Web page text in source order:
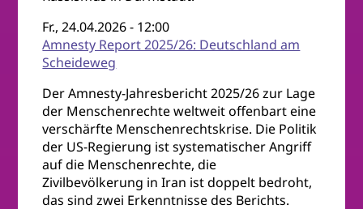
Fr., 24.04.2026 - 12:00
Amnesty Report 2025/26: Deutschland am
Scheideweg
Der Amnesty-Jahresbericht 2025/26 zur Lage
der Menschenrechte weltweit offenbart eine
verschärfte Menschenrechtskrise. Die Politik
der US-Regierung ist systematischer Angriff
auf die Menschenrechte, die
Zivilbevölkerung in Iran ist doppelt bedroht,
das sind zwei Erkenntnisse des Berichts.